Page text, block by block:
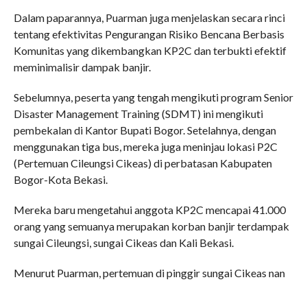
Dalam paparannya, Puarman juga menjelaskan secara rinci
tentang efektivitas Pengurangan Risiko Bencana Berbasis
Komunitas yang dikembangkan KP2C dan terbukti efektif
meminimalisir dampak banjir.
Sebelumnya, peserta yang tengah mengikuti program Senior
Disaster Management Training (SDMT) ini mengikuti
pembekalan di Kantor Bupati Bogor. Setelahnya, dengan
menggunakan tiga bus, mereka juga meninjau lokasi P2C
(Pertemuan Cileungsi Cikeas) di perbatasan Kabupaten
Bogor-Kota Bekasi.
Mereka baru mengetahui anggota KP2C mencapai 41.000
orang yang semuanya merupakan korban banjir terdampak
sungai Cileungsi, sungai Cikeas dan Kali Bekasi.
Menurut Puarman, pertemuan di pinggir sungai Cikeas nan